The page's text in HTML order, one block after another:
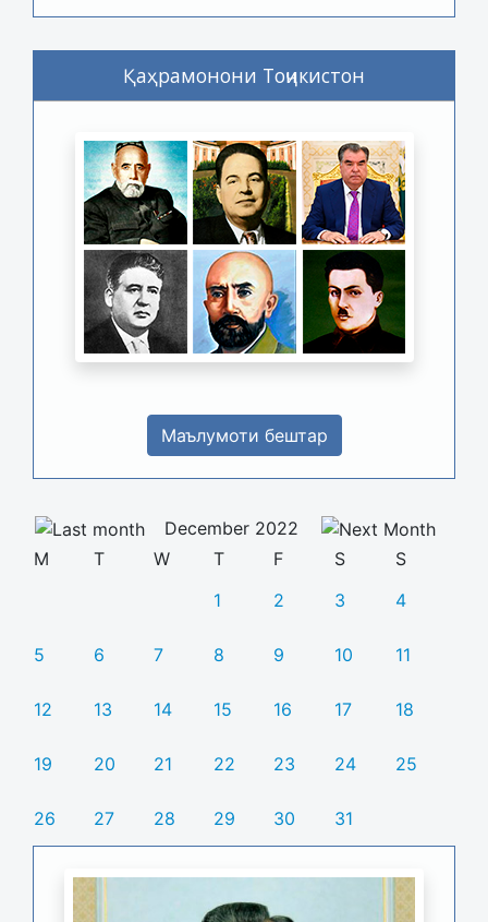
Қаҳрамонони Тоҷикистон
Маълумоти бештар
December 2022
M
T W T F S
S
1
2 3 4
5 6 7 8 9 10 11
12 13 14 15 16 17 18
19 20 21 22 23 24 25
26 27 28 29 30 31